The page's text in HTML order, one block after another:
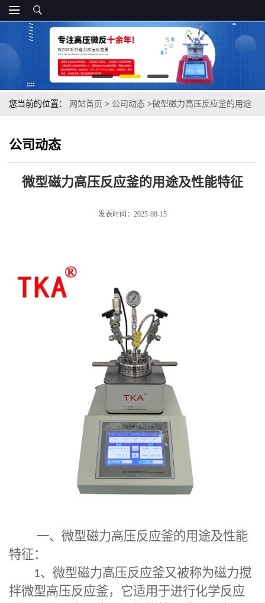
您当前的位置： 网站首页 > 公司动态 >微型磁力高压反应釜的用途
公司动态
微型磁力高压反应釜的用途及性能特征
发表时间：2025-08-15
一、 微型磁力高压反应釜的用途及性能
特征：
1、 微型磁力高压反应釜又被称为磁力搅
拌微型高压反应釜，它适用于进行化学反应